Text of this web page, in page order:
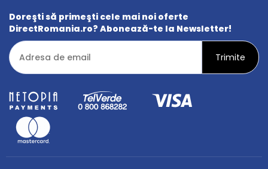
Doreşti să primeşti cele mai noi oferte
DirectRomania.ro? Abonează-te la Newsletter!